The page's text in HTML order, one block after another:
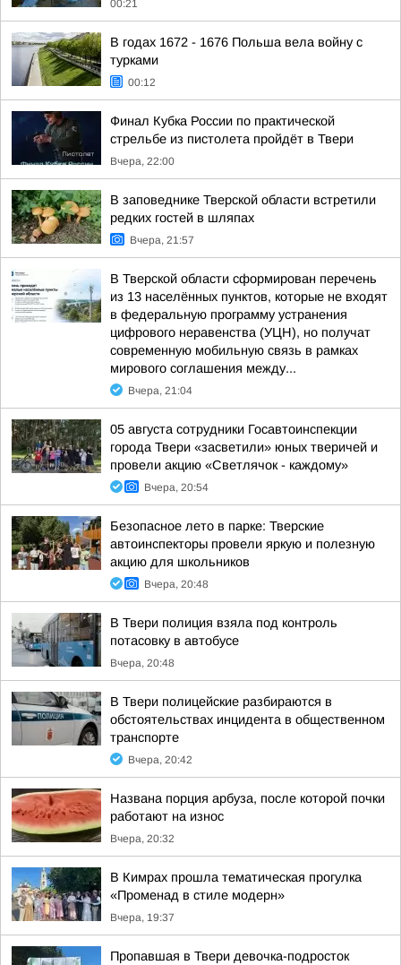
00:21
В годах 1672 - 1676 Польша вела войну с
турками
00:12
Финал Кубка России по практической
стрельбе из пистолета пройдёт в Твери
Вчера, 22:00
В заповеднике Тверской области встретили
редких гостей в шляпах
Вчера, 21:57
В Тверской области сформирован перечень
из 13 населённых пунктов, которые не входят
в федеральную программу устранения
цифрового неравенства (УЦН), но получат
современную мобильную связь в рамках
мирового соглашения между...
Вчера, 21:04
05 августа сотрудники Госавтоинспекции
города Твери «засветили» юных тверичей и
провели акцию «Светлячок - каждому»
Вчера, 20:54
Безопасное лето в парке: Тверские
автоинспекторы провели яркую и полезную
акцию для школьников
Вчера, 20:48
В Твери полиция взяла под контроль
потасовку в автобусе
Вчера, 20:48
В Твери полицейские разбираются в
обстоятельствах инцидента в общественном
транспорте
Вчера, 20:42
Названа порция арбуза, после которой почки
работают на износ
Вчера, 20:32
В Кимрах прошла тематическая прогулка
«Променад в стиле модерн»
Вчера, 19:37
Пропавшая в Твери девочка-подросток